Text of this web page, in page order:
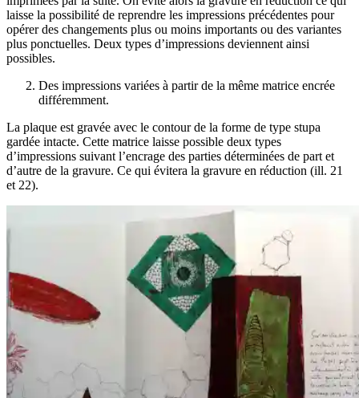
laisse la possibilité de reprendre les impressions précédentes pour
opérer des changements plus ou moins importants ou des variantes
plus ponctuelles. Deux types d’impressions deviennent ainsi
possibles.
Des impressions variées à partir de la même matrice encrée
différemment.
La plaque est gravée avec le contour de la forme de type stupa
gardée intacte. Cette matrice laisse possible deux types
d’impressions suivant l’encrage des parties déterminées de part et
d’autre de la gravure. Ce qui évitera la gravure en réduction (ill. 21
et 22).